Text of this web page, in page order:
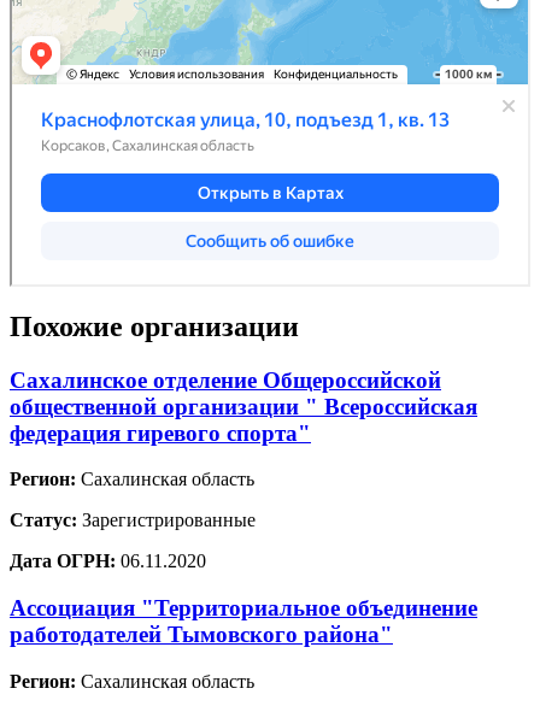
Похожие организации
Сахалинское отделение Общероссийской
общественной организации " Всероссийская
федерация гиревого спорта"
Регион: Сахалинская область
Статус: Зарегистрированные
Дата ОГРН: 06.11.2020
Ассоциация "Территориальное объединение
работодателей Тымовского района"
Регион: Сахалинская область